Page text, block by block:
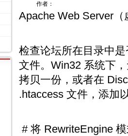
作者：
Apache Web Server
检查论坛所在目录中
文件。Win32 系统下
拷贝一份，或者在
.htaccess 文件，添加
# 将 RewriteEngine